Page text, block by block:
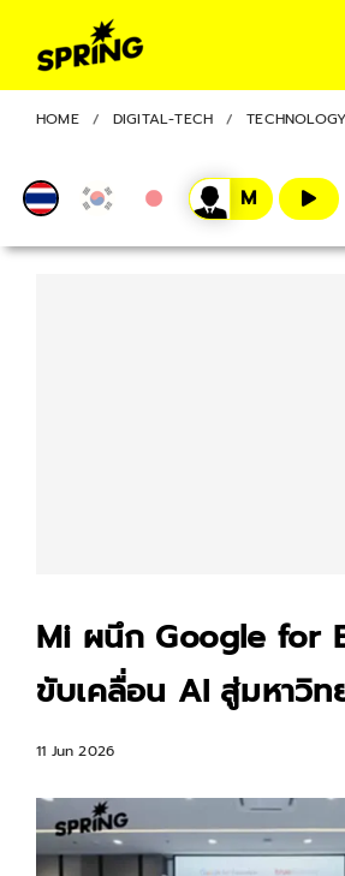
HOME DIGITAL-TECH TECHNOLOGY
Mi ผนึก Google for
ขับเคลื่อน AI สู่มหาวิท
11 Jun 2026